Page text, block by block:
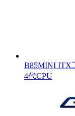
B85MINI ITX
4代CPU